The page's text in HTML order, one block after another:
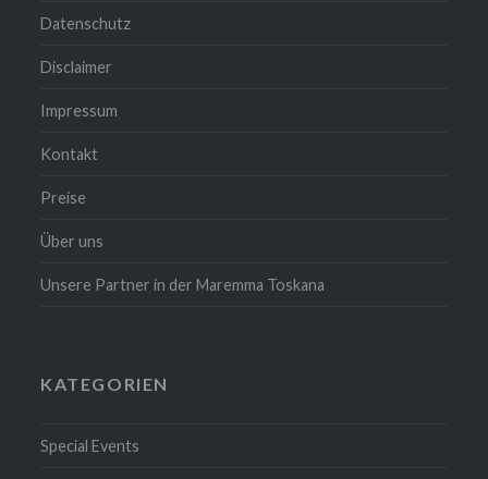
Datenschutz
Disclaimer
Impressum
Kontakt
Preise
Über uns
Unsere Partner in der Maremma Toskana
KATEGORIEN
Special Events